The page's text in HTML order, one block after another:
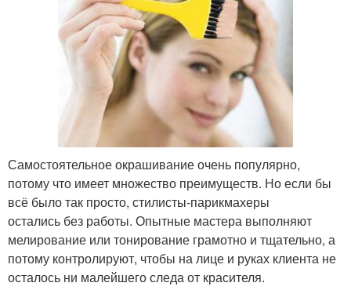
Самостоятельное окрашивание очень популярно,
потому что имеет множество преимуществ. Но если бы
всё было так просто, стилисты-парикмахеры
остались без работы. Опытные мастера выполняют
мелирование или тонирование грамотно и тщательно, а
потому контролируют, чтобы на лице и руках клиента не
осталось ни малейшего следа от красителя.